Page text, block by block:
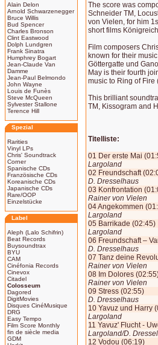
Alain Delon
Arnold Schwarzenegger
Bruce Willis
Bud Spencer
Charles Bronson
Clint Eastwood
Dolph Lundgren
Frank Sinatra
Humphrey Bogart
Jean-Claude Van
Damme
Jean-Paul Belmondo
John Wayne
Louis de Funès
Steve McQueen
Sylvester Stallone
Terence Hill
Spezial
Rarities
Vinyl LPs
Chris' Soundtrack
Corner
Spanische CDs
Französische CDs
Koreanische CDs
Japanische CDs
Rare/OOP
Einzelstücke
Label
Aleph (Lalo Schifrin)
Beat Records
Buysoundtrax
BYU
CAM
Cinéfonia Records
Cinevox
Citadel
Colosseum
Dagored
DigitMovies
Disques CinéMusique
DRG
Easy Tempo
Film Score Monthly
fin de siècle media
GDM
The score was
Schneider TM,
von Vielen, for him
short films
Film composers
known for their
Göttergatte und
May is their fourth
music to Ring of Fire
This brilliant
TM, Kissogram and
Titelliste:
01 Der erste Mai
Largoland
02 Freundschaft
D. Dresselhaus
03 Konfrontation
Rainer von Vielen
04 Angekommen
Largoland
05 Barrikade (02:45)
Largoland
06 Freundschaft –
D. Dresselhaus
07 Tanz deine
Rainer von Vielen
08 Im Dolores
Rainer von Vielen
09 Stress (02:55)
D. Dresselhaus
10 Yavuz und Harry
Largoland
11 Yavuz' Flucht -
Largoland/D.
12 Vodou (06:19)